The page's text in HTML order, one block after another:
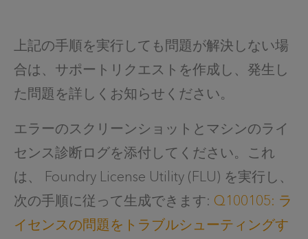
上記の手順を実行しても問題が解決しない場
合は、サポートリクエストを作成し、発生し
た問題を詳しくお知らせください。
エラーのスクリーンショットとマシンのライ
センス診断ログを添付してください。これ
は、 Foundry License Utility (FLU) を実行し、
次の手順に従って生成できます: Q100105: ラ
イセンスの問題をトラブルシューティングす